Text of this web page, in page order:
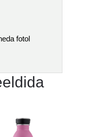
fotol